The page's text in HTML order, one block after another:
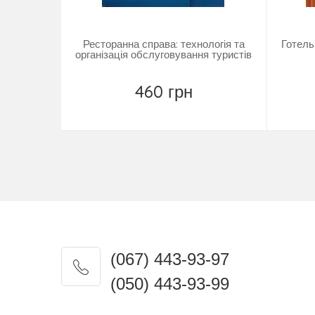
Ресторанна справа: технологія та
організація обслуговування туристів
460 грн
(067) 443-93-97
(050) 443-93-99